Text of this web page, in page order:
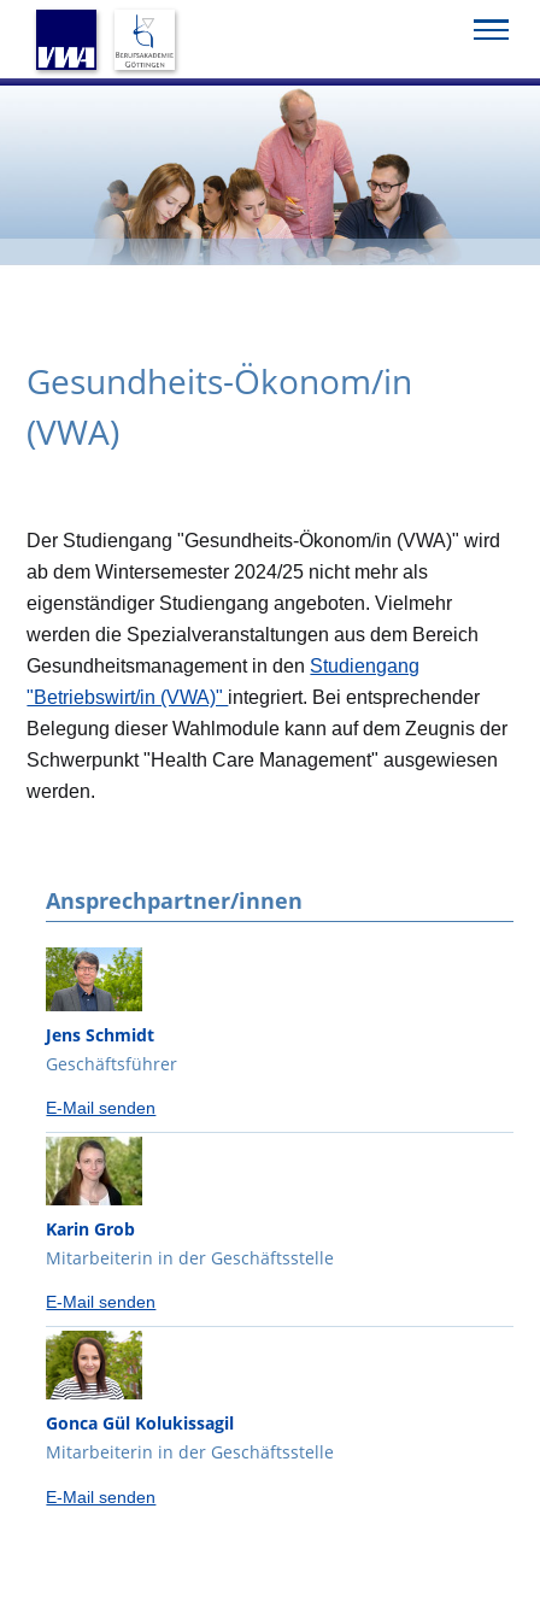
Startseite Studium VWA-Studium
Gesundheits-Ökonom/in
Gesundheits-Ökonom/in
(VWA)
Der Studiengang "Gesundheits-Ökonom/in (VWA)" wird
ab dem Wintersemester 2024/25 nicht mehr als
eigenständiger Studiengang angeboten. Vielmehr
werden die Spezialveranstaltungen aus dem Bereich
Gesundheitsmanagement in den Studiengang
"Betriebswirt/in (VWA)" integriert. Bei entsprechender
Belegung dieser Wahlmodule kann auf dem Zeugnis der
Schwerpunkt "Health Care Management" ausgewiesen
werden.
Ansprechpartner/innen
Jens Schmidt
Geschäftsführer
E-Mail senden
Karin Grob
Mitarbeiterin in der Geschäftsstelle
E-Mail senden
Gonca Gül Kolukissagil
Mitarbeiterin in der Geschäftsstelle
E-Mail senden